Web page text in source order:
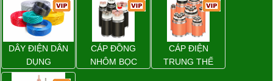
DÂY ĐIỆN DÂN
DỤNG
CÁP ĐỒNG
NHÔM BỌC
CÁP ĐIỆN
TRUNG THẾ